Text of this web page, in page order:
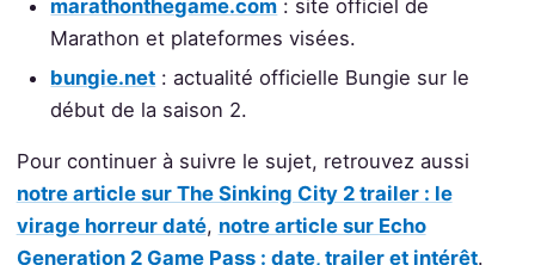
marathonthegame.com : site officiel de
Marathon et plateformes visées.
bungie.net : actualité officielle Bungie sur le
début de la saison 2.
Pour continuer à suivre le sujet, retrouvez aussi
notre article sur The Sinking City 2 trailer : le
virage horreur daté, notre article sur Echo
Generation 2 Game Pass : date, trailer et intérêt.